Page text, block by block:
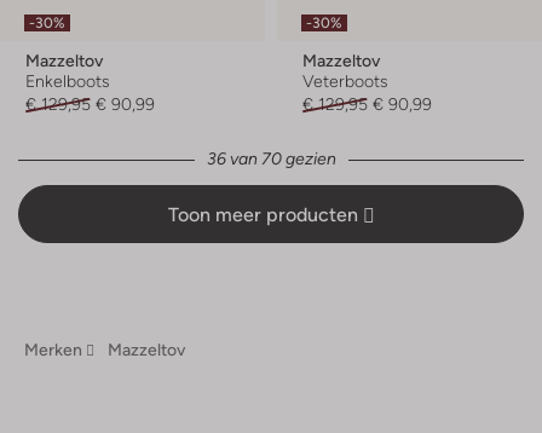
-30%
Mazzeltov
Enkelboots
€ 129,95 € 90,99
-30%
Mazzeltov
Veterboots
€ 129,95 € 90,99
36 van 70 gezien
Toon meer producten
Merken Mazzeltov